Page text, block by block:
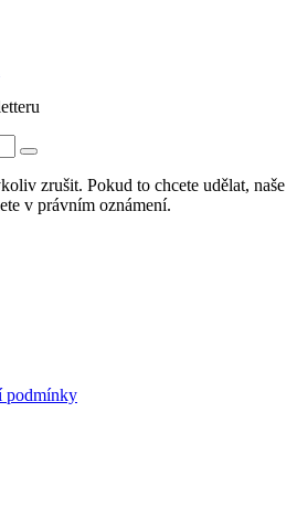
zrušit. Pokud to chcete udělat, naše
v právním oznámení.
podmínky